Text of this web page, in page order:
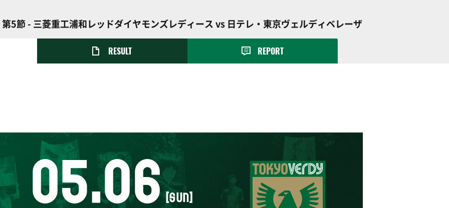
5節 - 三菱重工浦和レッドダイヤモンズレディース vs 日テレ・東京ヴェルディベレーザ
RESULT REPORT
05.06 [SUN]